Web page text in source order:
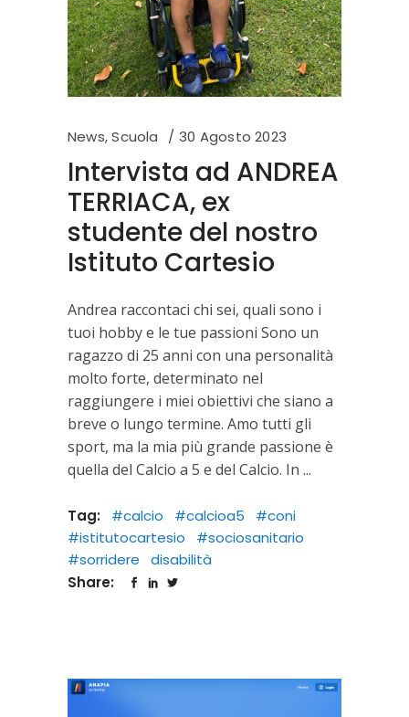
News,Scuola 30 Agosto 2023
Intervista ad ANDREA
TERRIACA, ex
studente del nostro
Istituto Cartesio
Andrea raccontaci chi sei, quali sono i
tuoi hobby e le tue passioni Sono un
ragazzo di 25 anni con una personalità
molto forte, determinato nel
raggiungere i miei obiettivi che siano a
breve o lungo termine. Amo tutti gli
sport, ma la mia più grande passione è
quella del Calcio a 5 e del Calcio. In
Tag: #calcio #calcioa5
#coni
#istitutocartesio
#sociosanitario
#sorridere
disabilità
Share: